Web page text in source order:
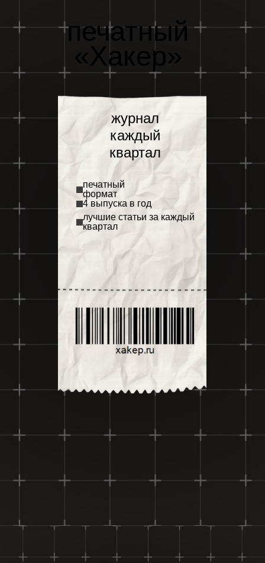
печатный
«Хакер»
печатный
формат
4 выпуска в год
лучшие статьи за каждый
квартал
журнал
каждый
квартал